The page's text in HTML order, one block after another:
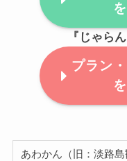
『じゃらん
プラン
あわかん（旧：淡路島